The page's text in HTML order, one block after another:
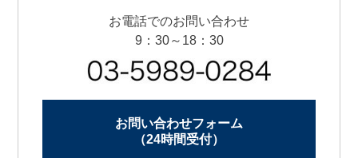
お電話でのお問い合わせ
9：30～18：30
お問い合わせフォーム
（24時間受付）